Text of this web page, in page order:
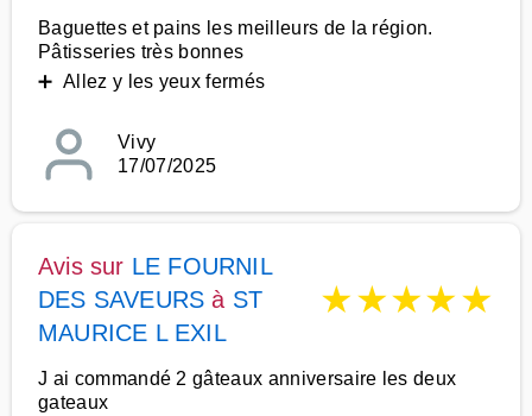
Baguettes et pains les meilleurs de la région.
Pâtisseries très bonnes
➕ Allez y les yeux fermés
Vivy
17/07/2025
Avis sur LE FOURNIL
DES SAVEURS à ST
MAURICE L EXIL
★★★★★
J ai commandé 2 gâteaux anniversaire les deux
gateaux